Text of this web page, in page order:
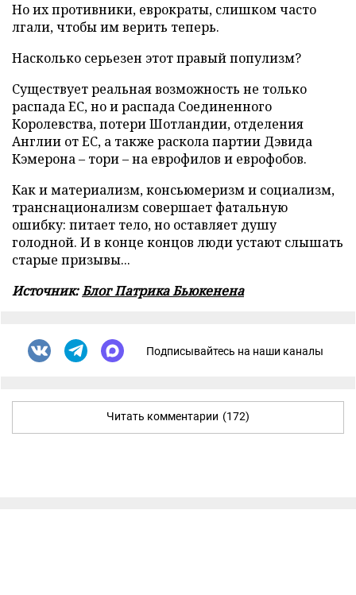
Но их противники, еврократы, слишком часто
лгали, чтобы им верить теперь.
Насколько серьезен этот правый популизм?
Существует реальная возможность не только
распада ЕС, но и распада Соединенного
Королевства, потери Шотландии, отделения
Англии от ЕС, а также раскола партии Дэвида
Кэмерона – тори – на еврофилов и еврофобов.
Как и материализм, консьюмеризм и социализм,
транснационализм совершает фатальную
ошибку: питает тело, но оставляет душу
голодной. И в конце концов люди устают слышать
старые призывы...
Источник:Блог Патрика Бьюкенена
Подписывайтесь на наши каналы
Читать комментарии (172)